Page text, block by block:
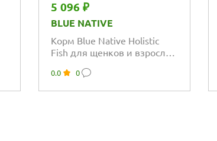
5 096 ₽
BLUE NATIVE
Корм Blue Native Holistic
Fish для щенков и взрослых
рыбой
0.0 0